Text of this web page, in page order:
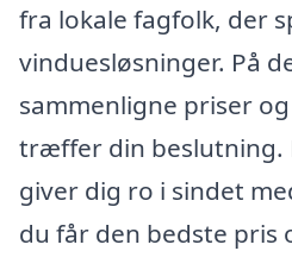
fra lokale fagfolk, der
vinduesløsninger. På
sammenligne priser
træffer din beslutning.
giver dig ro i sindet
du får den bedste pris